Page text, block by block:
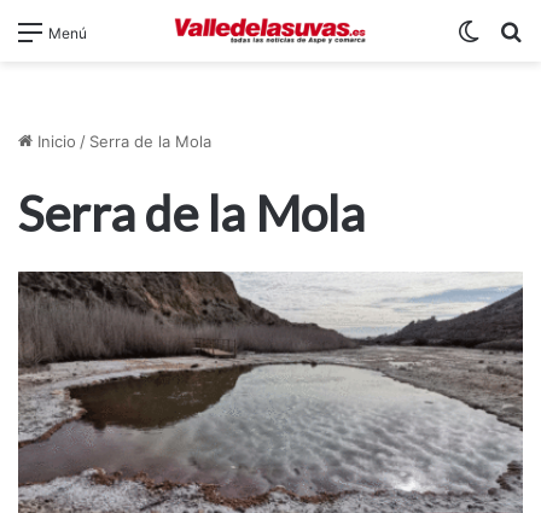
Menú
Inicio / Serra de la Mola
Serra de la Mola